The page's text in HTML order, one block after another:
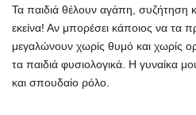
Τα παιδιά θέλουν αγάπη, συζήτηση
εκείνα! Αν μπορέσει κάποιος να τα
μεγαλώνουν χωρίς θυμό και χωρίς
τα παιδιά φυσιολογικά. Η γυναίκα
και σπουδαίο ρόλο.